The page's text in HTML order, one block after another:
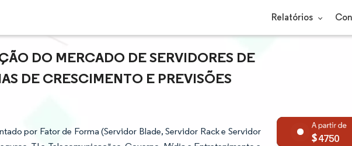
Relatórios
DO MERCADO DE SERVIDORES DE
DE CRESCIMENTO E PREVISÕES
por Fator de Forma (Servidor Blade, Servidor Rack e Servidor
4750